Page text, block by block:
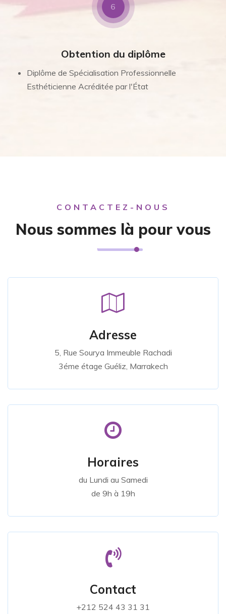
6
Obtention du diplôme
Diplôme de Spécialisation Professionnelle
Esthéticienne Acréditée par l'État
CONTACTEZ-NOUS
Nous sommes là pour vous
Adresse
5, Rue Sourya Immeuble Rachadi
3éme étage Guéliz, Marrakech
Horaires
du Lundi au Samedi
de 9h à 19h
Contact
+212 524 43 31 31